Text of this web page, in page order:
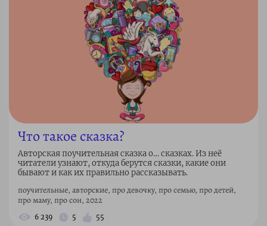
Что такое сказка?
Авторская поучительная сказка о… сказках. Из неё
читатели узнают, откуда берутся сказки, какие они
бывают и как их правильно рассказывать.
поучительные, авторские, про девочку, про семью, про детей,
про маму, про сон, 2022
6 239 5 55